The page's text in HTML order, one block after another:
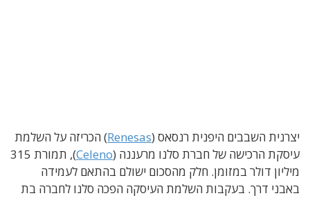
יצרנית השבבים היפנית רנסאס (Renesas) הכריזה על השלמת
עיסקת הרכישה של חברת סלנו מרעננה (Celeno
), תמורת 315
מיליון דולר במזומן. חלק מהסכום ישולם בהתאם לעמידה
באבני דרך. בעקבות השלמת העיסקה הפכה סלנו לחברה בת